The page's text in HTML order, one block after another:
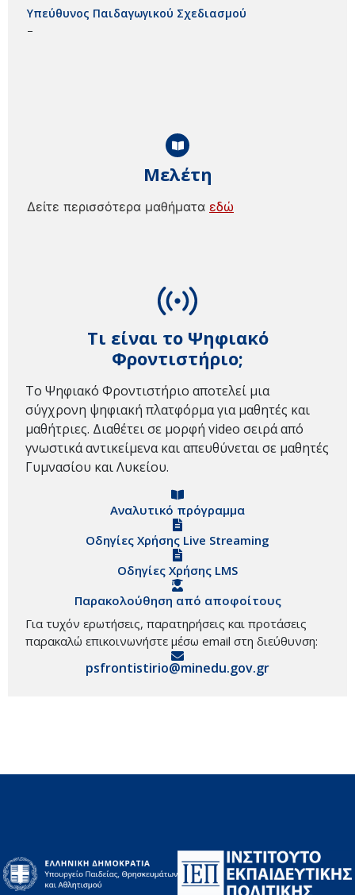
Τι είναι το Ψηφιακό
Φροντιστήριο;
Το Ψηφιακό Φροντιστήριο αποτελεί μια
σύγχρονη ψηφιακή πλατφόρμα για μαθητές και
μαθήτριες. Διαθέτει σε μορφή video σειρά από
γνωστικά αντικείμενα και απευθύνεται σε μαθητές
Γυμνασίου και Λυκείου.
Αναλυτικό πρόγραμμα
Οδηγίες Χρήσης Live Streaming
Οδηγίες Χρήσης LMS
Παρακολούθηση από αποφοίτους
Για τυχόν ερωτήσεις, παρατηρήσεις και προτάσεις
παρακαλώ επικοινωνήστε μέσω email στη διεύθυνση:
psfrontistirio@minedu.gov.gr
Μελέτη
Δείτε περισσότερα μαθήματα εδώ
Υπεύθυνος Παιδαγωγικού Σχεδιασμού
–